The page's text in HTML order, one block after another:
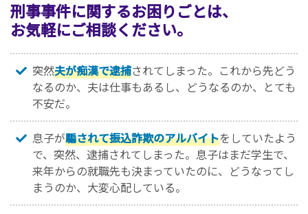
刑事事件に関するお困りごとは、
お気軽にご相談ください。
突然夫が痴漢で逮捕されてしまった。これから先どう
なるのか、夫は仕事もあるし、どうなるのか、とても
不安だ。
息子が騙されて振込詐欺のアルバイトをしていたよう
で、突然、逮捕されてしまった。息子はまだ学生で、
来年からの就職先も決まっていたのに、どうなってし
まうのか、大変心配している。